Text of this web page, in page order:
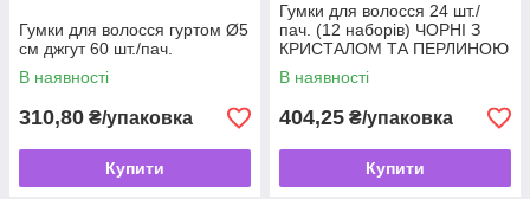
Гумки для волосся гуртом Ø5
см джгут 60 шт./пач.
В наявності
310,80 ₴/упаковка
Купити
Гумки для волосся 24 шт./
пач. (12 наборів) ЧОРНІ З
КРИСТАЛОМ ТА ПЕРЛИНОЮ
В наявності
404,25 ₴/упаковка
Купити